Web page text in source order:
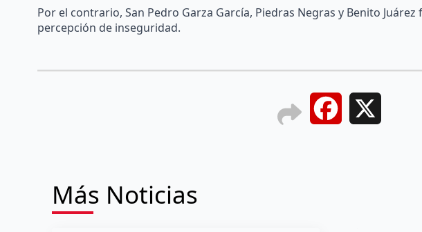
Por el contrario, San Pedro Garza García, Piedras Negras y Benito
percepción de inseguridad.
Facebook
Más Noticias